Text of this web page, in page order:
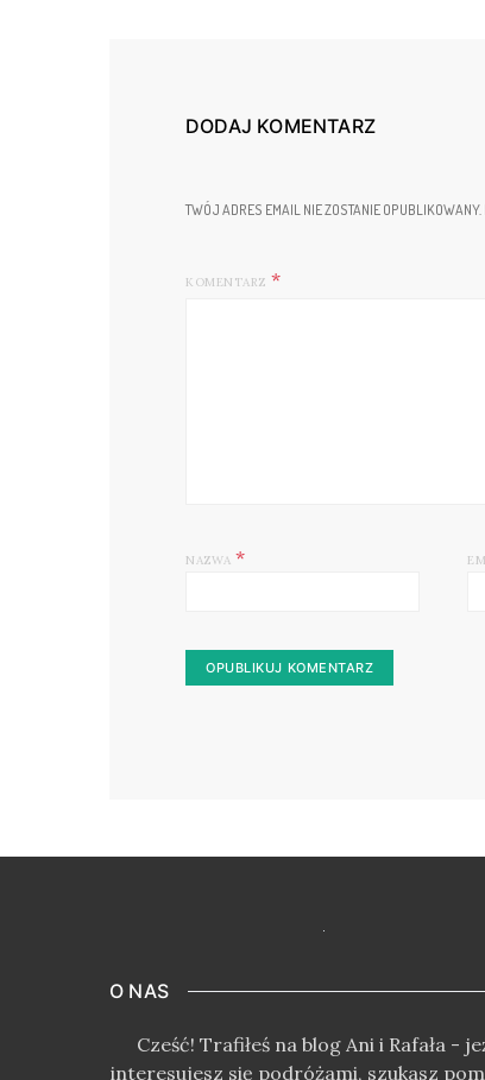
DODAJ KOMENTARZ
TWÓJ ADRES EMAIL NIE ZOSTANIE OPUBLIKOWANY.
KOMENTARZ
NAZWA *
O NAS
Cześć! Trafiłeś na blog Ani i Rafała -
interesujesz się podróżami, szukasz